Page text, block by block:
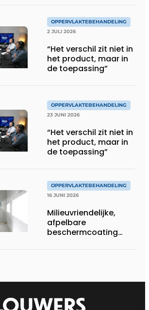
OPPERVLAKTEBEHANDELING
2 JULI 2026
“Het verschil zit niet in
het product, maar in
de toepassing”
OPPERVLAKTEBEHANDELING
23 JUNI 2026
“Het verschil zit niet in
het product, maar in
de toepassing”
OPPERVLAKTEBEHANDELING
16 JUNI 2026
Milieuvriendelijke,
afpelbare
beschermcoating